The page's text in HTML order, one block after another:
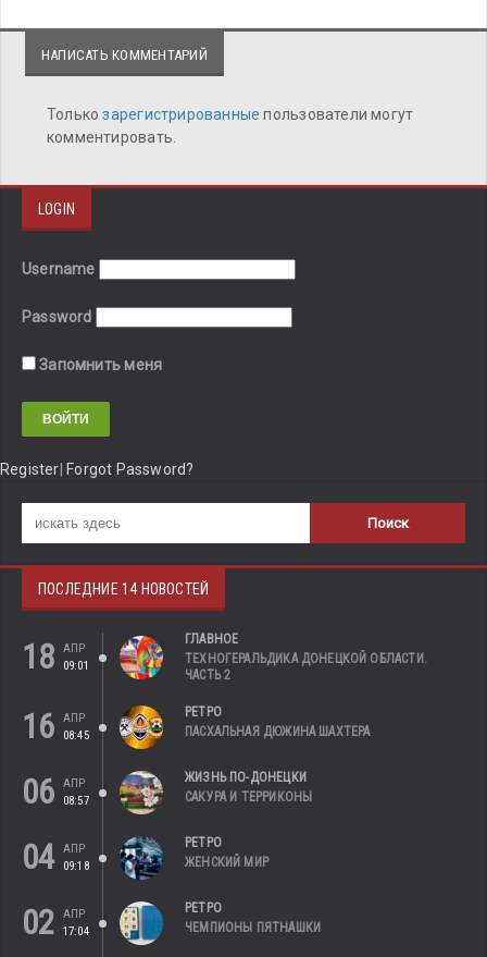
НАПИСАТЬ КОММЕНТАРИЙ
Толькозарегистрированныепользователи могут
комментировать.
LOGIN
Username
Password
Запомнить меня
Register Forgot Password?
ПОСЛЕДНИЕ 14 НОВОСТЕЙ
18
АПР
09:01
ГЛАВНОЕ
ТЕХНОГЕРАЛЬДИКА ДОНЕЦКОЙ ОБЛАСТИ.
ЧАСТЬ 2
16
АПР
08:45
РЕТРО
ПАСХАЛЬНАЯ ДЮЖИНА ШАХТЕРА
06
АПР
08:57
ЖИЗНЬ ПО-ДОНЕЦКИ
САКУРА И ТЕРРИКОНЫ
04 АПР
09:18
РЕТРО
ЖЕНСКИЙ МИР
02
АПР
17:04
РЕТРО
ЧЕМПИОНЫ ПЯТНАШКИ